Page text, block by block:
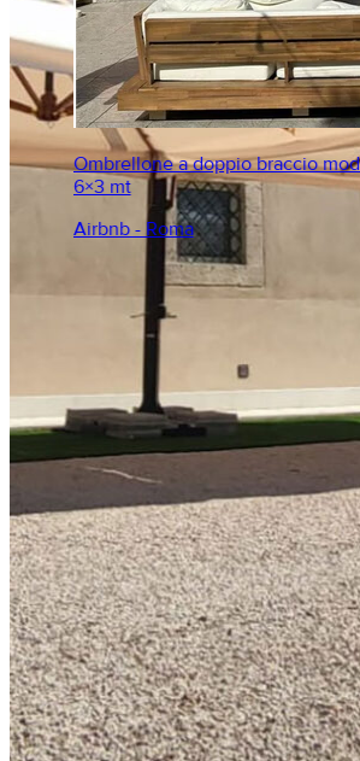
Ombrellone a doppio braccio
6×3 mt
Airbnb - Roma